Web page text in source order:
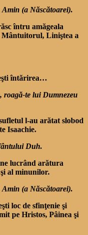
(a Născătoarei).
întru amăgeala
Mântuitorul, Liniştea a
întărirea…
roagă-te lui Dumnezeu
l-au arătat slobod
Isaachie.
Duh.
lucrând arătura
al minunilor.
(a Născătoarei).
loc de sfinţenie şi
pe Hristos, Pâinea şi